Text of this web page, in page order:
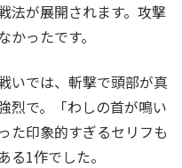
法が展開されます。攻撃
ったです。
いでは、斬撃で頭部が真
烈で。「わしの首が鳴い
た印象的すぎるセリフも
1作でした。